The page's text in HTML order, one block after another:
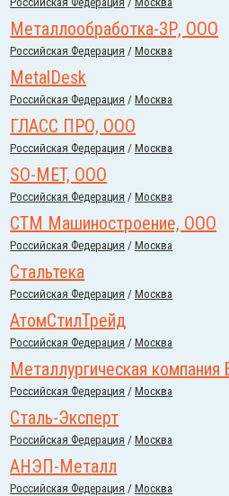
Металлообработка-ЗР, ООО
Российcкая Федерация /Москва
MetalDesk
Российcкая Федерация /Москва
ГЛАСС ПРО, ООО
Российcкая Федерация /Москва
SO-MET, ООО
Российcкая Федерация /Москва
СТМ Машиностроение, ООО
Российcкая Федерация /Москва
Стальтека
Российcкая Федерация /Москва
АтомСтилТрейд
Российcкая Федерация /Москва
Металлургическая
Российcкая Федерация /Москва
Сталь-Эксперт
Российcкая Федерация /Москва
АНЭП-Металл
Российcкая Федерация /Москва